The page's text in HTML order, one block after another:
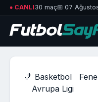
● CANLI30 maç📅 07
🏀 Basketbol
Avrupa Ligi